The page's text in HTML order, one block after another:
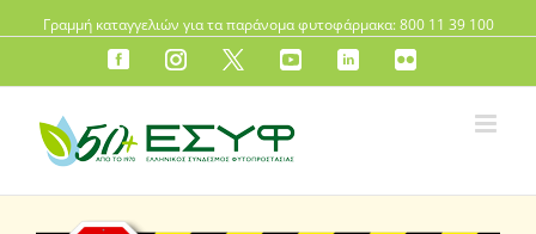
Γραμμή καταγγελιών για τα παράνομα φυτοφάρμακα: 800 11 39 100
FB instagram
X YouTubeLinkedInFlickr